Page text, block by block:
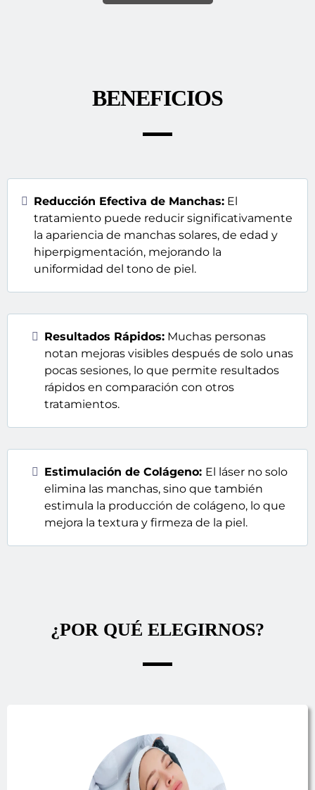
BENEFICIOS
Reducción Efectiva de Manchas: El
tratamiento puede reducir significativamente
la apariencia de manchas solares, de edad y
hiperpigmentación, mejorando la
uniformidad del tono de piel.
Resultados Rápidos: Muchas personas
notan mejoras visibles después de solo unas
pocas sesiones, lo que permite resultados
rápidos en comparación con otros
tratamientos.
Estimulación de Colágeno: El láser no solo
elimina las manchas, sino que también
estimula la producción de colágeno, lo que
mejora la textura y firmeza de la piel.
¿POR QUÉ ELEGIRNOS?